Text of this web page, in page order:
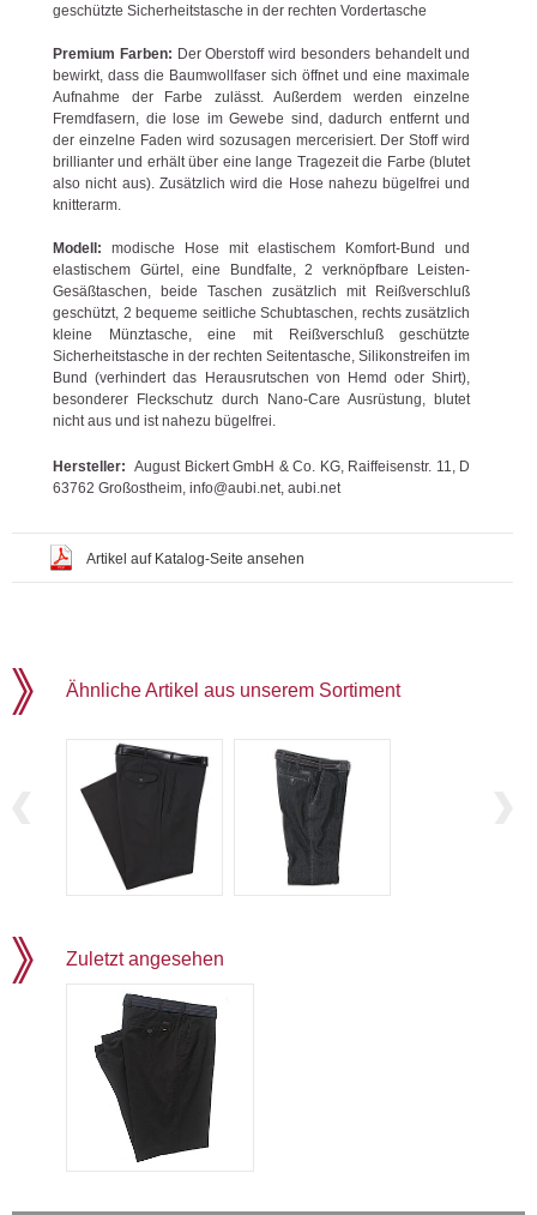
geschützte Sicherheitstasche in der rechten Vordertasche
Premium Farben: Der Oberstoff wird besonders behandelt und
bewirkt, dass die Baumwollfaser sich öffnet und eine maximale
Aufnahme der Farbe zulässt. Außerdem werden einzelne
Fremdfasern, die lose im Gewebe sind, dadurch entfernt und
der einzelne Faden wird sozusagen mercerisiert. Der Stoff wird
brillianter und erhält über eine lange Tragezeit die Farbe (blutet
also nicht aus). Zusätzlich wird die Hose nahezu bügelfrei und
knitterarm.
Modell: modische Hose mit elastischem Komfort-Bund und
elastischem Gürtel, eine Bundfalte, 2 verknöpfbare Leisten-
Gesäßtaschen, beide Taschen zusätzlich mit Reißverschluß
geschützt, 2 bequeme seitliche Schubtaschen, rechts zusätzlich
kleine Münztasche, eine mit Reißverschluß geschützte
Sicherheitstasche in der rechten Seitentasche, Silikonstreifen im
Bund (verhindert das Herausrutschen von Hemd oder Shirt),
besonderer Fleckschutz durch Nano-Care Ausrüstung, blutet
nicht aus und ist nahezu bügelfrei.
Hersteller: August Bickert GmbH & Co. KG, Raiffeisenstr. 11, D
63762 Großostheim, info@aubi.net, aubi.net
Artikel auf Katalog-Seite ansehen
Ähnliche Artikel aus unserem Sortiment
Zuletzt angesehen